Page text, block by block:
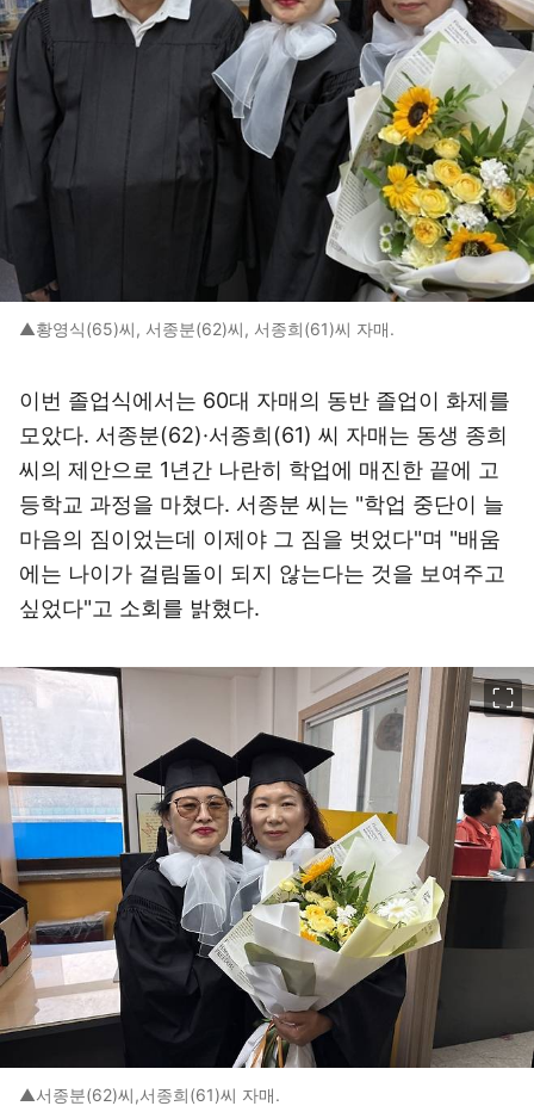
▲황영식(65)씨, 서종분(62)씨, 서종희(61)씨 자매.
이번 졸업식에서는 60대 자매의 동반 졸업이 화제를
모았다. 서종분(62)·서종희(61) 씨 자매는 동생 종희
씨의 제안으로 1년간 나란히 학업에 매진한 끝에 고
등학교 과정을 마쳤다. 서종분 씨는 "학업 중단이 늘
마음의 짐이었는데 이제야 그 짐을 벗었다"며 "배움
에는 나이가 걸림돌이 되지 않는다는 것을 보여주고
싶었다"고 소회를 밝혔다.
▲서종분(62)씨,서종희(61)씨 자매.